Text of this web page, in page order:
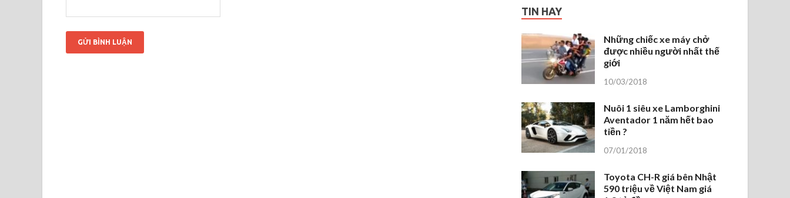
TIN HAY
Những chiếc xe máy chở
được nhiều người nhất thế
giới
10/03/2018
Nuôi 1 siêu xe Lamborghini
Aventador 1 năm hết bao
tiền ?
07/01/2018
Toyota CH-R giá bên Nhật
590 triệu về Việt Nam giá